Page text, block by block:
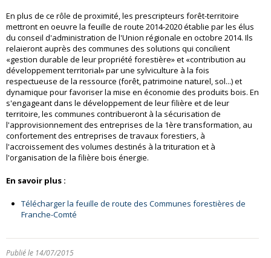
En plus de ce rôle de proximité, les prescripteurs forêt-territoire
mettront en oeuvre la feuille de route 2014-2020 établie par les élus
du conseil d'administration de l'Union régionale en octobre 2014. Ils
relaieront auprès des communes des solutions qui concilient
«gestion durable de leur propriété forestière» et «contribution au
développement territorial» par une sylviculture à la fois
respectueuse de la ressource (forêt, patrimoine naturel, sol...) et
dynamique pour favoriser la mise en économie des produits bois. En
s'engageant dans le développement de leur filière et de leur
territoire, les communes contribueront à la sécurisation de
l'approvisionnement des entreprises de la 1ère transformation, au
confortement des entreprises de travaux forestiers, à
l'accroissement des volumes destinés à la trituration et à
l'organisation de la filière bois énergie.
En savoir plus :
Télécharger la feuille de route des Communes forestières de
Franche-Comté
Publié le 14/07/2015